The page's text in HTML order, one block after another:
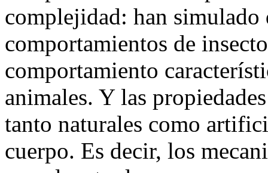
complejidad: han
comportamientos de
comportamiento
animales. Y las
tanto naturales como
cuerpo. Es decir, los